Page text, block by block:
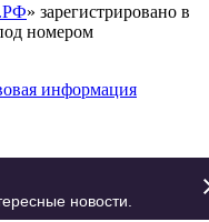
новости.
» зарегистрировано в
номером
информация